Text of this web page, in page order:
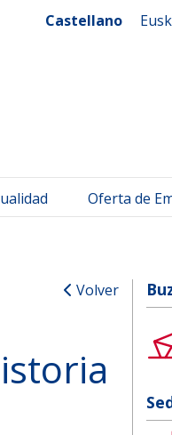
Castellano
Oferta de
Volver